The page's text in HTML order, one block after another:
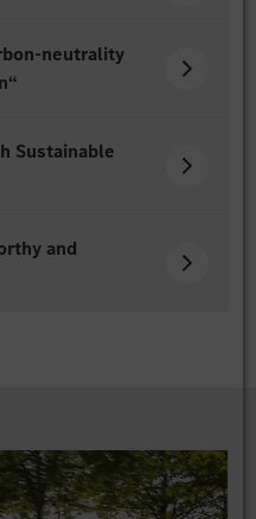
neutrality
Sustainable
and